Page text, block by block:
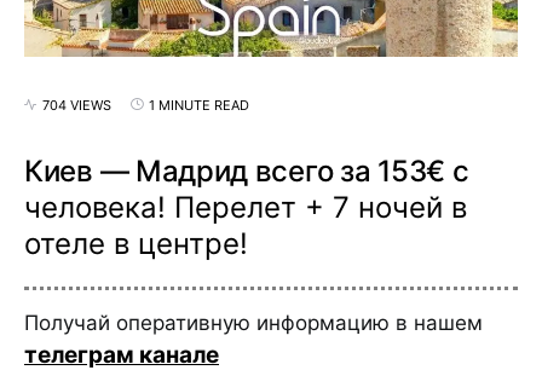
704 VIEWS 1 MINUTE READ
Киев — Мадрид всего за 153€ с
человека! Перелет + 7 ночей в
отеле в центре!
Получай оперативную информацию в нашем
телеграм канале